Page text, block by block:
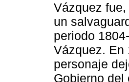
Vázquez
un
periodo
Vázquez. En
personaje
Gobierno del